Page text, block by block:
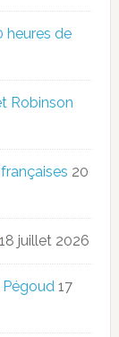
heures de
Robinson
20
18 juillet 2026
Pégoud 17